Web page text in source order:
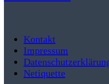
Kontakt
Impressum
Netiquette